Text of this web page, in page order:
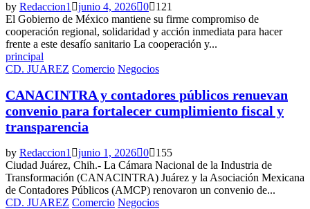
by Redaccion1 junio 4, 2026 0
121
El Gobierno de México mantiene su firme compromiso de
cooperación regional, solidaridad y acción inmediata para hacer
frente a este desafío sanitario La cooperación y...
principal
CD. JUAREZ Comercio Negocios
CANACINTRA y contadores públicos renuevan
convenio para fortalecer cumplimiento fiscal y
transparencia
by Redaccion1 junio 1, 2026 0
155
Ciudad Juárez, Chih.- La Cámara Nacional de la Industria de
Transformación (CANACINTRA) Juárez y la Asociación Mexicana
de Contadores Públicos (AMCP) renovaron un convenio de...
CD. JUAREZ Comercio Negocios